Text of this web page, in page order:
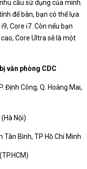
cầu sử dụng của mình.
để bàn, bạn có thể lựa
Core i7. Còn nếu bạn
Core Ultra sẽ là một
văn phòng CDC
Định Công, Q. Hoàng Mai,
Nội)
Tân Bình, TP Hồ Chí Minh